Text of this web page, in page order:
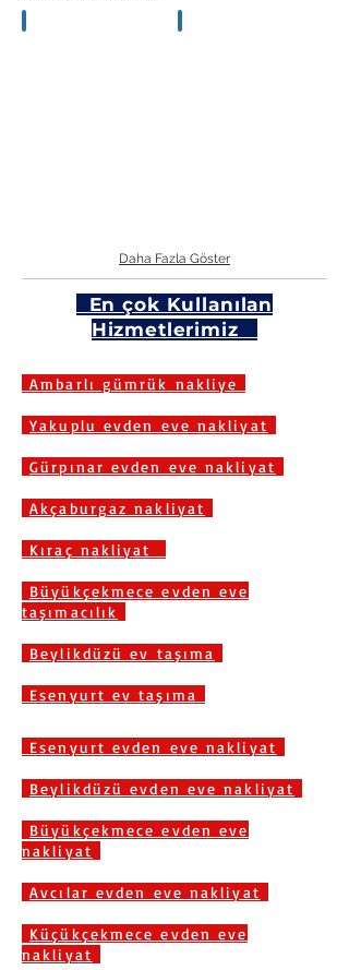
Daha Fazla Göster
En çok Kullanılan
Hizmetlerimiz
Ambarlı gümrük nakliye
Yakuplu evden eve nakliyat
Gürpınar evden eve nakliyat
Akçaburgaz nakliyat
Kıraç nakliyat
Büyükçekmece evden eve
taşımacılık
Beylikdüzü ev taşıma
Esenyurt ev taşıma
Esenyurt evden eve nakliyat
Beylikdüzü evden eve nakliyat
Büyükçekmece evden eve
nakliyat
Avcılar evden eve nakliyat
Küçükçekmece evden eve
nakliyat